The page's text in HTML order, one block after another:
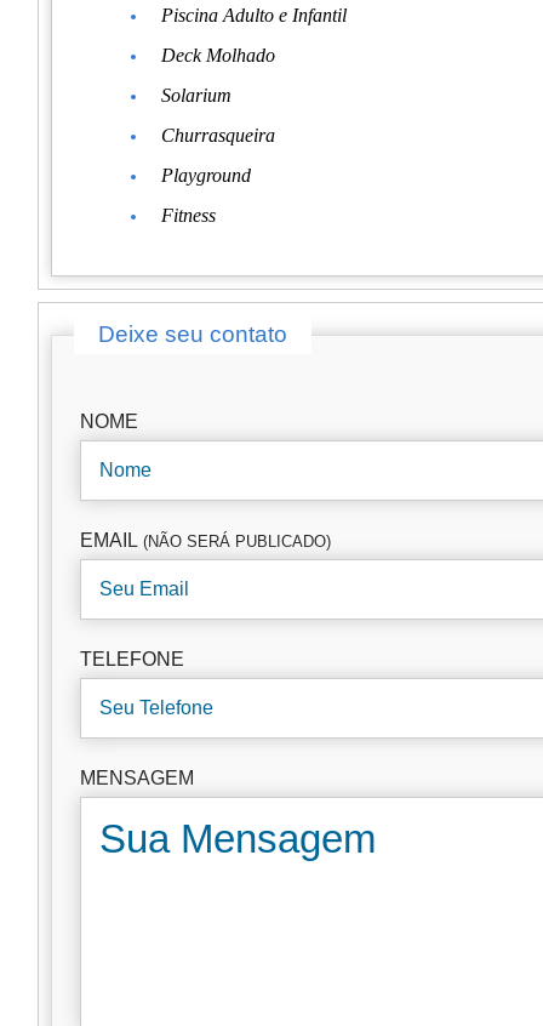
Piscina Adulto e Infantil
Deck Molhado
Solarium
Churrasqueira
Playground
Fitness
Deixe seu contato
NOME
EMAIL (NÃO SERÁ PUBLICADO)
TELEFONE
MENSAGEM